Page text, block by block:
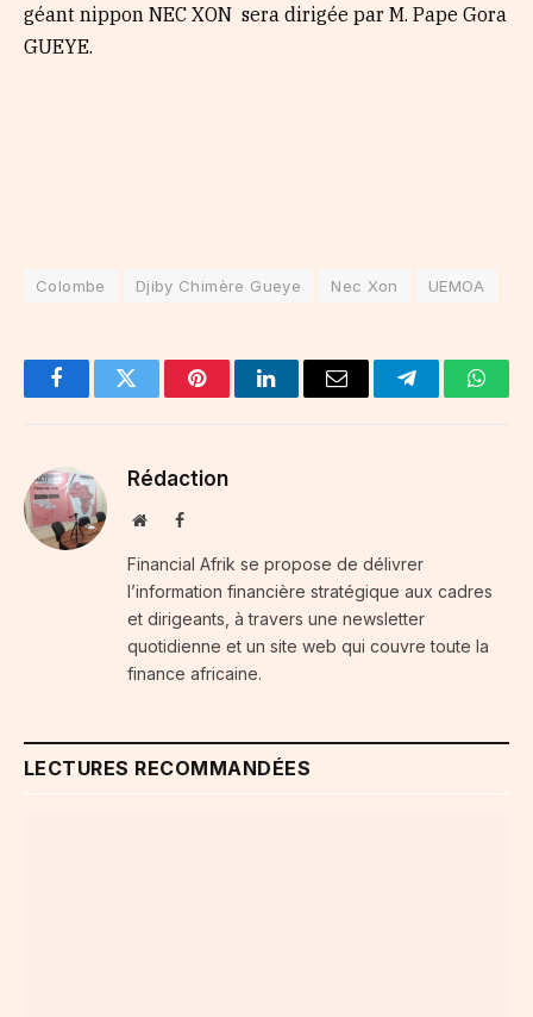
géant nippon NEC XON sera dirigée par M. Pape Gora
GUEYE.
Colombe Djiby Chimère Gueye Nec Xon UEMOA
FacebookTwitter PinterestLinkedInEmail Telegram
Rédaction
WebsiteFacebook
Financial Afrik se propose de délivrer
l’information financière stratégique aux cadres
et dirigeants, à travers une newsletter
quotidienne et un site web qui couvre toute la
finance africaine.
LECTURES RECOMMANDÉES